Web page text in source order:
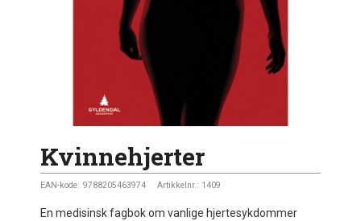
Kvinnehjerter
EAN-kode: 9788205463974 Artikkelnr.: 1409
En medisinsk fagbok om vanlige hjertesykdommer